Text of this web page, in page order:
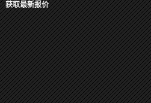
获取最新报价